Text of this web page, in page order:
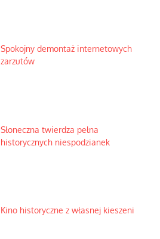
Spokojny demontaż internetowych
zarzutów
Słoneczna twierdza pełna
historycznych niespodzianek
Kino historyczne z własnej kieszeni